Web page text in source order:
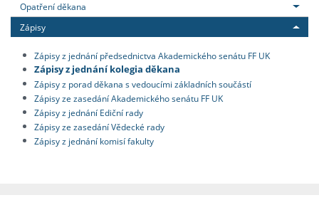
Opatření děkana
Zápisy
Zápisy z jednání předsednictva Akademického senátu FF UK
Zápisy z jednání kolegia děkana
Zápisy z porad děkana s vedoucími základních součástí
Zápisy ze zasedání Akademického senátu FF UK
Zápisy z jednání Ediční rady
Zápisy ze zasedání Vědecké rady
Zápisy z jednání komisí fakulty